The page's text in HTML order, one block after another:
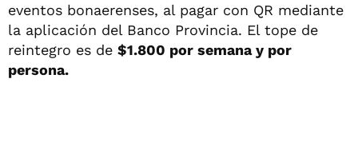
eventos bonaerenses, al pagar con QR mediante
la aplicación del Banco Provincia. El tope de
reintegro es de $1.800 por semana y por
persona.